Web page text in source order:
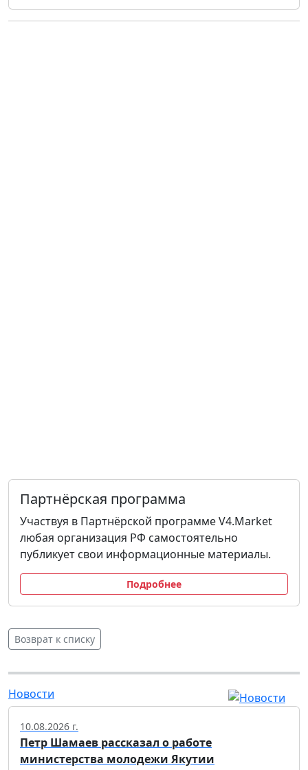
Партнёрская программа
Участвуя в Партнёрской программе V4.Market
любая организация РФ самостоятельно
публикует свои информационные материалы.
Подробнее
Возврат к списку
Новости
10.08.2026 г.
Петр Шамаев рассказал о работе
министерства молодежи Якутии